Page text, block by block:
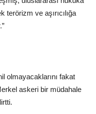
ve aşırıcılığa
olmayacaklarını fakat
askeri bir müdahale